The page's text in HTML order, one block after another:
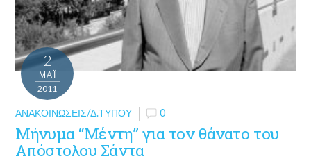
2
ΜΑΪ́
2011
ΑΝΑΚΟΙΝΏΣΕΙΣ/Δ.ΤΎΠΟΥ 0
Μήνυμα “Μέντη” για τον θάνατο του
Απόστολου Σάντα